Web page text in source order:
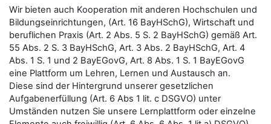
Wir bieten auch Kooperation mit anderen Hochschulen und
Bildungseinrichtungen, (Art. 16 BayHSchG), Wirtschaft und
beruflichen Praxis (Art. 2 Abs. 5 S. 2 BayHSchG) gemäß Art.
55 Abs. 2 S. 3 BayHSchG, Art. 3 Abs. 2 BayHSchG, Art. 4
Abs. 1 S. 1 und 2 BayEGovG, Art. 8 Abs. 1 S. 1 BayEGovG
eine Plattform um Lehren, Lernen und Austausch an.
Diese sind der Hintergrund unserer gesetzlichen
Aufgabenerfüllung (Art. 6 Abs 1 lit. c DSGVO) unter
Umständen nutzen Sie unsere Lernplattform oder einzelne